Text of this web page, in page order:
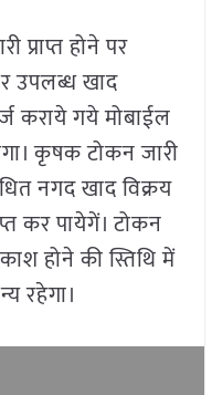
प्राप्त होने पर
उपलब्ध खाद
कराये गये मोबाईल
कृषक टोकन जारी
नगद खाद विक्रय
कर पायेगें। टोकन
होने की स्तिथि में
रहेगा।